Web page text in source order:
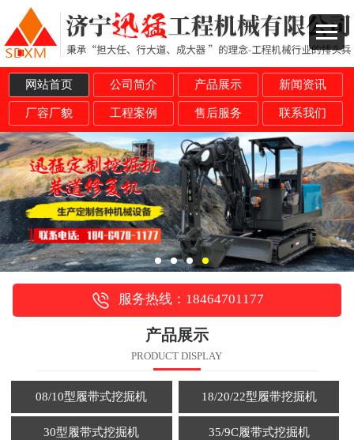
网站首页 公司简介 产品展示 新闻资讯
厂容厂貌 工程案例 售后服务 联系我们
服务热线：18464701177
产品展示
PRODUCT DISPLAY
08/10型履带式挖掘机 18/20/22型履带挖掘机
30型履带式挖掘机 35/9C履带式挖掘机